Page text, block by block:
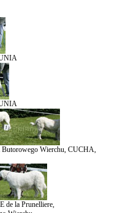
Wierchu, CUCHA,
de la Prunelliere,